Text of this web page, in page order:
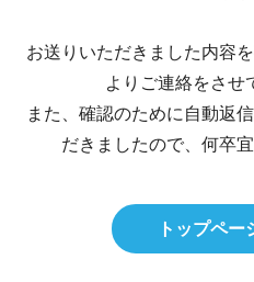
お送りいただきました内容
よりご連絡をさせ
また、確認のために自動返
だきましたので、何卒
トップペー